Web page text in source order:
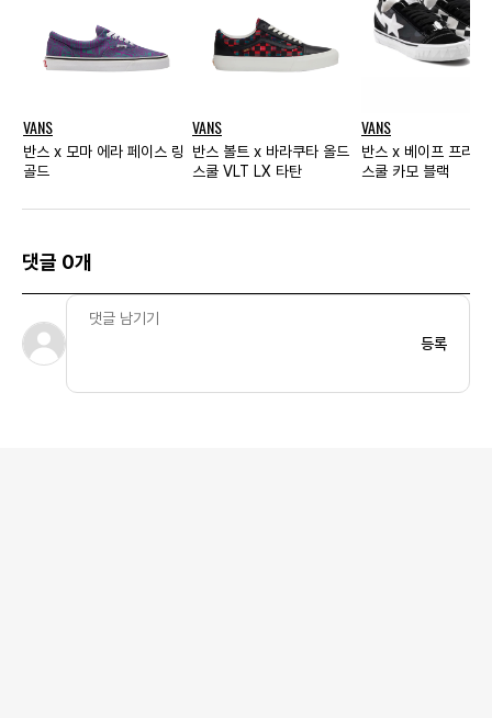
VANS
반스 x 모마 에라 페이스 링
골드
VANS
반스 볼트 x 바라쿠타 올드
스쿨 VLT LX 타탄
VANS
반스 x 베이프 프리미
스쿨 카모 블랙
댓글 0개
등록